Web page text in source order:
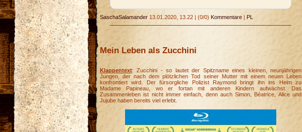
SaschaSalamander 13.01.2020, 13.22 (0/0) Kommentare PL
Mein Leben als Zucchini
Klappentext: Zucchini - so lautet der Spitzname eines kleinen, neunjährigen
Jungen, der nach dem plötzlichen Tod seiner Mutter mit einem neuen Leben
konfrontiert wird. Der fürsorgliche Polizist Raymond bringt ihn ins Heim zu
Madame Papineau, wo er fortan mit anderen Kindern aufwächst. Das
Zusammenleben ist nicht immer einfach, denn auch Simon, Béatrice, Alice und
Jujube haben bereits viel erlebt.